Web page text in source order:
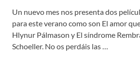
Un nuevo mes nos presenta dos
para este verano como son El amor
Hlynur Pálmason y El síndrome
Schoeller. No os perdáis las …